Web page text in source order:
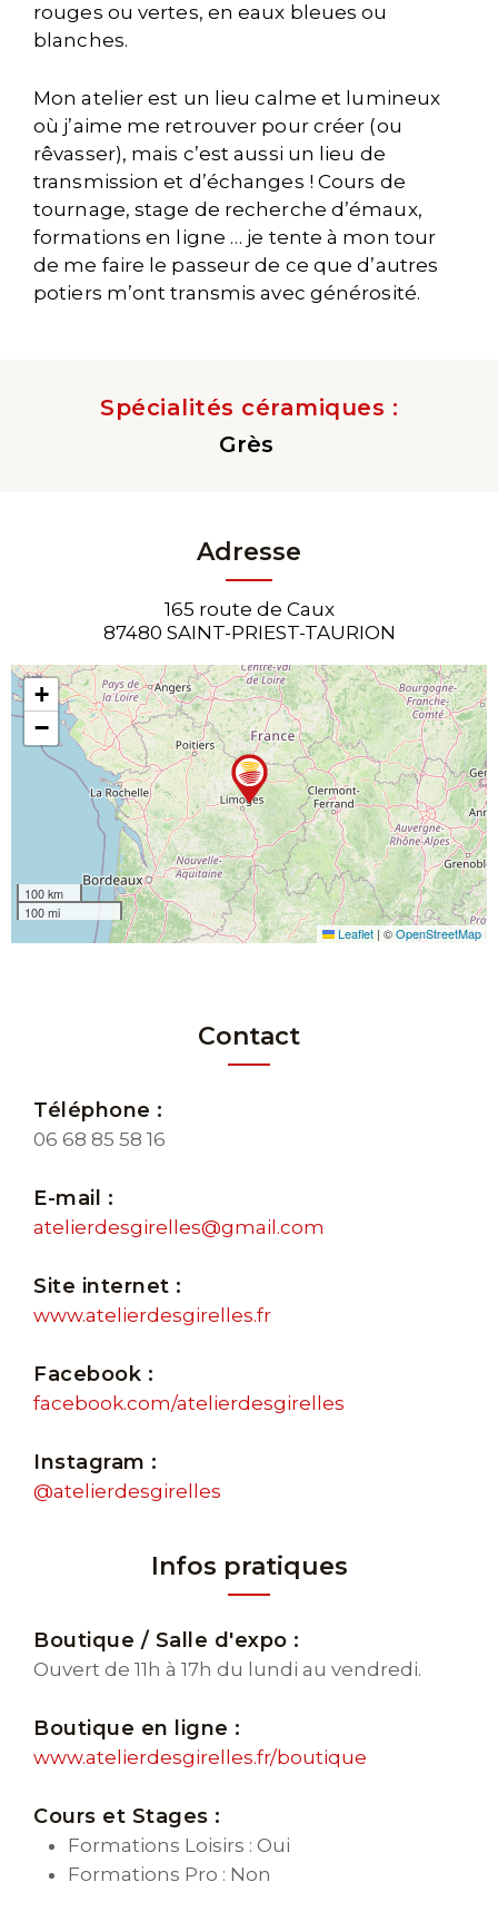
rouges ou vertes, en eaux bleues ou
blanches.
Mon atelier est un lieu calme et lumineux
où j’aime me retrouver pour créer (ou
rêvasser), mais c’est aussi un lieu de
transmission et d’échanges ! Cours de
tournage, stage de recherche d’émaux,
formations en ligne … je tente à mon tour
de me faire le passeur de ce que d’autres
potiers m’ont transmis avec générosité.
Spécialités céramiques :
Grès
Adresse
165 route de Caux
87480 SAINT-PRIEST-TAURION
+
−
100 km
100 mi
Leaflet | ©OpenStreetMap
Contact
Téléphone :
06 68 85 58 16
E-mail :
atelierdesgirelles@gmail.com
Site internet :
www.atelierdesgirelles.fr
Facebook :
facebook.com/atelierdesgirelles
Instagram :
@atelierdesgirelles
Infos pratiques
Boutique / Salle d'expo :
Ouvert de 11h à 17h du lundi au vendredi.
Boutique en ligne :
www.atelierdesgirelles.fr/boutique
Cours et Stages :
Formations Loisirs : Oui
Formations Pro : Non